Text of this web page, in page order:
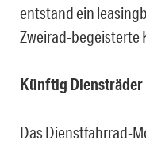
entstand ein
Zweirad-begeisterte
Künftig Diensträder
Das Dienstfahrrad-